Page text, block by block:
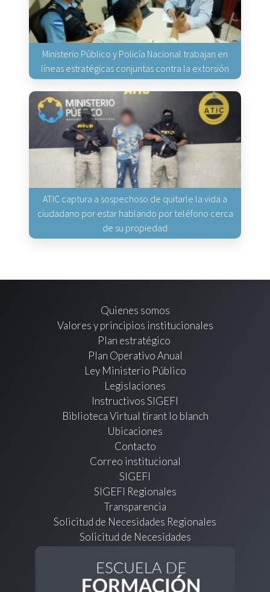
Ministerio Público y Policía Nacional trabajan en
líneas estratégicas conjuntas contra la extorsión
ATIC captura a sospechoso de quitarle la vida a
ciudadano por estar hablando por teléfono cerca
de su propiedad
Quienes somos
Valores y principios institucionales
Plan estratégico
Plan Operativo Anual
Ley Ministerio Público
Legislaciones
Instructivos SIGEFI
Biblioteca Virtual tirant lo blanch
Ubicaciones
Contacto
Correo institucional
SIGEFI
SIGEFI Regionales
Transparencia
Solicitud de Necesidades Regionales
Solicitud de Necesidades